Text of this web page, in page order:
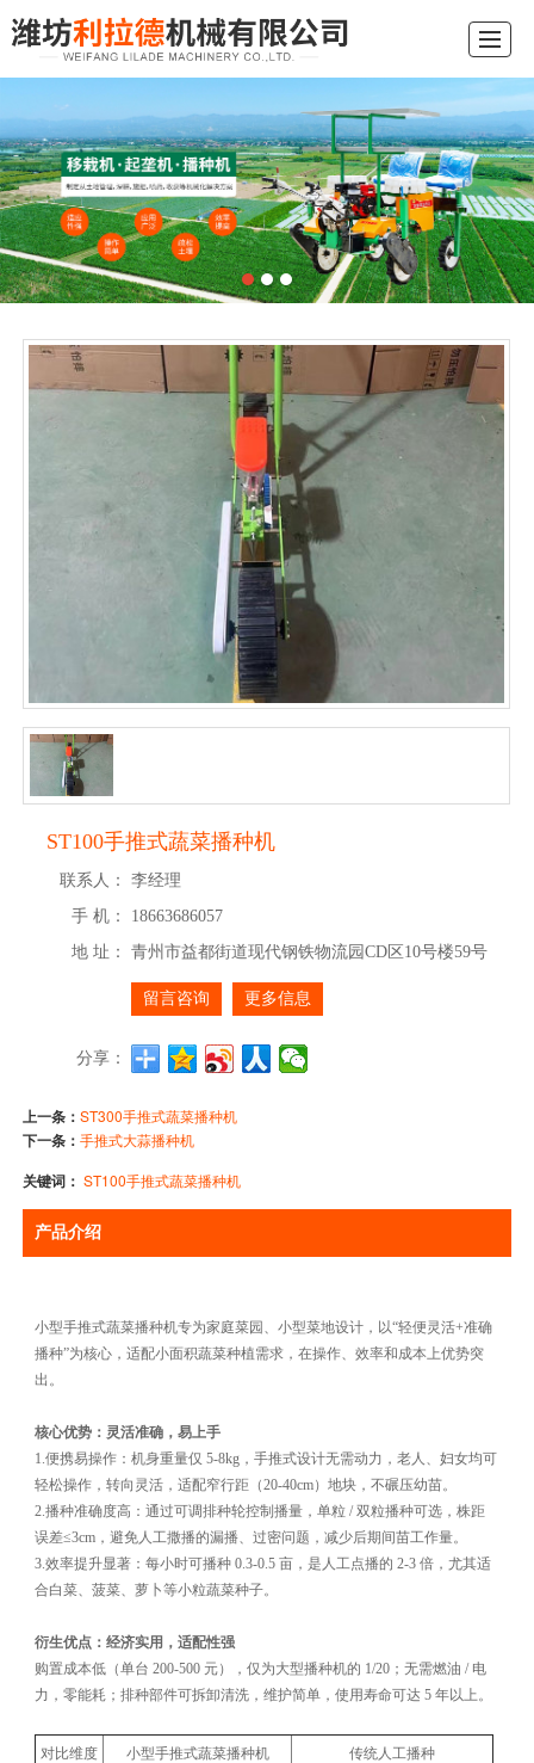
应用现场 行业常识 联系我们
ST100手推式蔬菜播种机
联系人：
李经理
手 机：
18663686057
地 址：
青州市益都街道现代钢铁物流园CD区10号楼59号
留言咨询 更多信息
分享：
上一条：ST300手推式蔬菜播种机
下一条：手推式大蒜播种机
关键词：ST100手推式蔬菜播种机
产品介绍
小型手推式蔬菜播种机专为家庭菜园、小型菜地设计，以“轻便灵活+准确
播种”为核心，适配小面积蔬菜种植需求，在操作、效率和成本上优势突
出。
核心优势：灵活准确，易上手
1.便携易操作：机身重量仅 5-8kg，手推式设计无需动力，老人、妇女均可
轻松操作，转向灵活，适配窄行距（20-40cm）地块，不碾压幼苗。
2.播种准确度高：通过可调排种轮控制播量，单粒 / 双粒播种可选，株距
误差≤3cm，避免人工撒播的漏播、过密问题，减少后期间苗工作量。
3.效率提升显著：每小时可播种 0.3-0.5 亩，是人工点播的 2-3 倍，尤其适
合白菜、菠菜、萝卜等小粒蔬菜种子。
衍生优点：经济实用，适配性强
购置成本低（单台 200-500 元），仅为大型播种机的 1/20；无需燃油 / 电
力，零能耗；排种部件可拆卸清洗，维护简单，使用寿命可达 5 年以上。
对比维度 小型手推式蔬菜播种机 传统人工播种